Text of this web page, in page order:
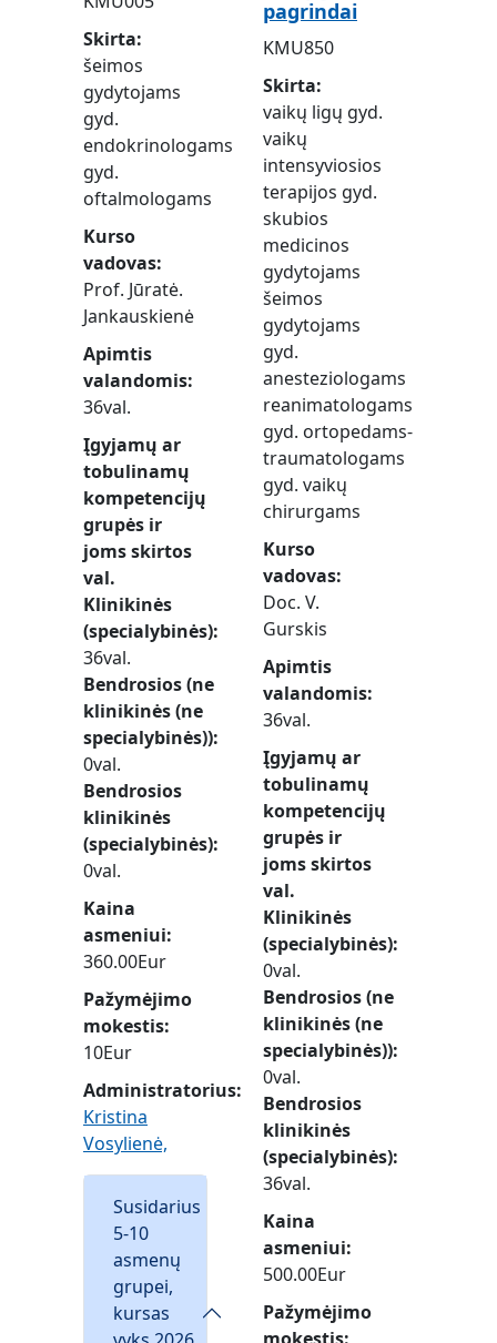
Skirta
šeimos
gydytojams
gyd.
endokrinologams
gyd.
oftalmologams
Kurso
vadovas
Prof. Jūratė.
Jankauskienė
Apimtis
valandomis
36val.
Įgyjamų ar
tobulinamų
kompetencijų
grupės ir
joms skirtos
val.
Klinikinės
(specialybinės)
36val.
Bendrosios (ne
klinikinės (ne
specialybinės))
0val.
Bendrosios
klinikinės
(specialybinės)
0val.
Kaina
asmeniui
360.00Eur
Pažymėjimo
mokestis
10Eur
Administratorius:
Kristina
Vosylienė,
Susidarius
5-10
asmenų
grupei,
kursas
pagrindai
KMU850
Skirta
vaikų ligų gyd.
vaikų
intensyviosios
terapijos gyd.
skubios
medicinos
gydytojams
šeimos
gydytojams
gyd.
anesteziologams
reanimatologams
gyd. ortopedams-
traumatologams
gyd. vaikų
chirurgams
Kurso
vadovas
Doc. V.
Gurskis
Apimtis
valandomis
36val.
Įgyjamų ar
tobulinamų
kompetencijų
grupės ir
joms skirtos
val.
Klinikinės
(specialybinės)
0val.
Bendrosios (ne
klinikinės (ne
specialybinės))
0val.
Bendrosios
klinikinės
(specialybinės)
36val.
Kaina
asmeniui
500.00Eur
Pažymėjimo